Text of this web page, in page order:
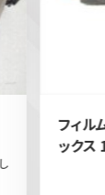
フィル
ックス